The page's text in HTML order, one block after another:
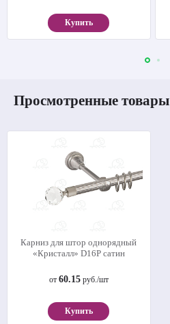
Купить
Просмотренные товары
Карниз для штор однорядный
«Кристалл» D16Р сатин
от 60.15руб./шт
Купить